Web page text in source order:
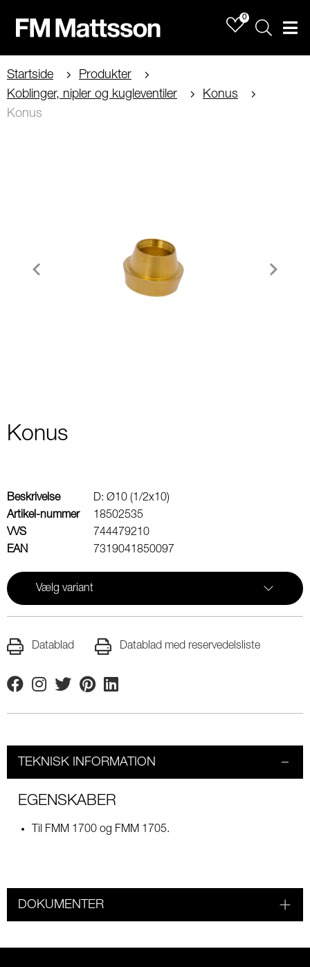
0
Sök
Startside
Produkter
Koblinger, nipler og kugleventiler
Konus
Konus
Konus
Beskrivelse
D: Ø10 (1/2x10)
Artikel-nummer
18502535
VVS
744479210
EAN
7319041850097
Vælg variant
Datablad Datablad med reservedelsliste
FacebookInstagram
TwitterPinterestLinkedin
TEKNISK INFORMATION
EGENSKABER
Til FMM 1700 og FMM 1705.
DOKUMENTER